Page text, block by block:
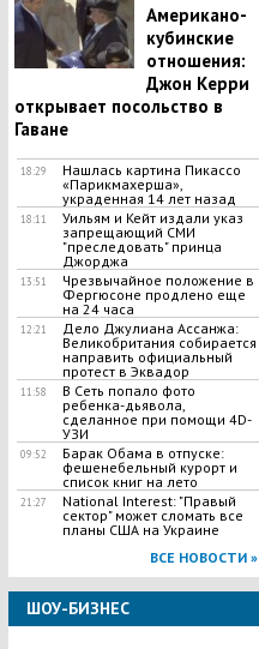
​Американо-
кубинские
отношения:
Джон Керри
открывает посольство в
Гаване
18:29
​Нашлась картина Пикассо
«Парикмахерша»,
украденная 14 лет назад
18:11
​Уильям и Кейт издали указ
запрещающий СМИ
"преследовать" принца
Джорджа
13:51
​Чрезвычайное положение в
Фергюсоне продлено еще
на 24 часа
12:21
​Дело Джулиана Ассанжа:
Великобритания собирается
направить официальный
протест в Эквадор
11:58
В Сеть попало фото
ребенка-дьявола,
сделанное при помощи 4D-
УЗИ
09:52
Барак Обама в отпуске:
фешенебельный курорт и
список книг на лето
21:27
National Interest: "Правый
сектор" может сломать все
планы США на Украине
ВСЕ НОВОСТИ »
ШОУ-БИЗНЕС